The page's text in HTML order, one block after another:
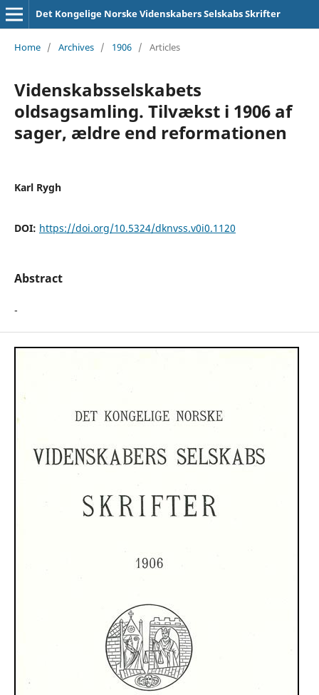
Det Kongelige Norske Videnskabers Selskabs Skrifter
Home / Archives / 1906 / Articles
Videnskabsselskabets
oldsagsamling. Tilvækst i 1906 af
sager, ældre end reformationen
Karl Rygh
DOI: https://doi.org/10.5324/dknvss.v0i0.1120
Abstract
-